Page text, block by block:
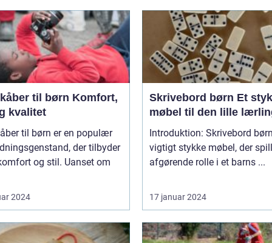
til børn Komfort,
kvalitet
til børn er en populær
der tilbyder
og stil. Uanset om
2024
Skrivebord børn Et stykke
møbel til den lille
Introduktion: Skrivebord
vigtigt stykke møbel, der
afgørende rolle i et barns ...
17 januar 2024